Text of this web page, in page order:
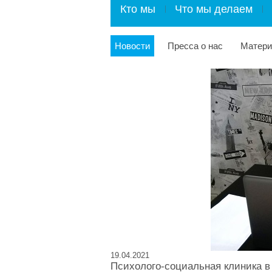
Кто мы Что мы делаем
Новости Пресса о нас
19.04.2021
Психолого-социальная клиника